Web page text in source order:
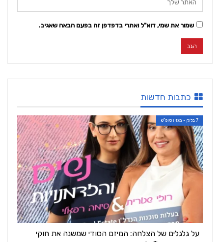
שמור את שמי, דוא"ל ואתרי בדפדפן זה בפעם הבאה שאגיב.
כתבות חדשות
7 בלוק - מגזין סופ"ש
על גלגלים של הצלחה: המיזם הסודי שמשנה את חוקי